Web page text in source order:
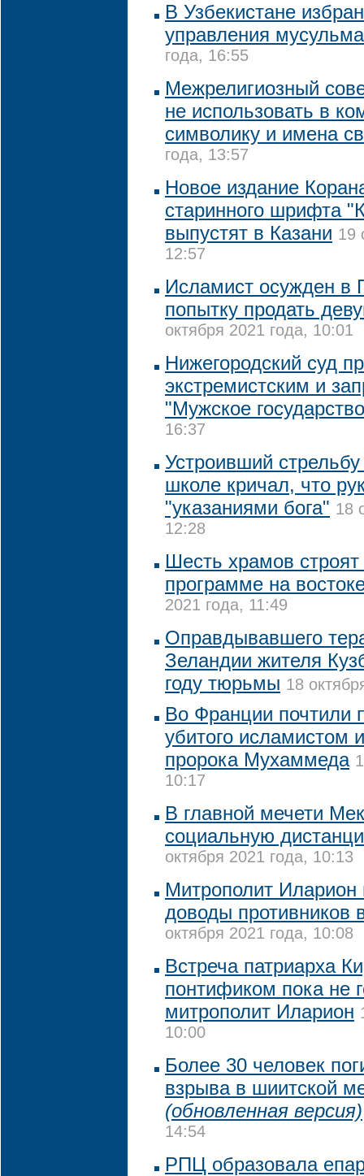
В Узбекистане
управления
года, 16:55
Межрелигиозный
не использовать в
символику и имена
года, 13:57
Новое издание
старинного шрифта
выпустят в Казани 19
12:57
Исламист осужден в
попытку продать
октября 2021 года, 10:01
Нижегородский суд
экстремистским и
"Мужское
16:37
Устроивший
школе кричал, что
"указаниями бога" 18
12:28
Шесть храмов строят
программе на
2021 года, 11:49
Оправдывавшего
Зеландии жителя
году тюрьмы 18
Во Франции почтили
убитого исламистом
пророка Мухаммеда
10:17
В главной мечети
социальную
октября 2021 года, 10:13
Митрополит
доводы противников
октября 2021 года, 10:08
Встреча патриарха
понтификом пока не
митрополит Иларион
10:00
Более 30 человек
взрыва в шиитской
(обновленная версия)
14:54
РПЦ образовала